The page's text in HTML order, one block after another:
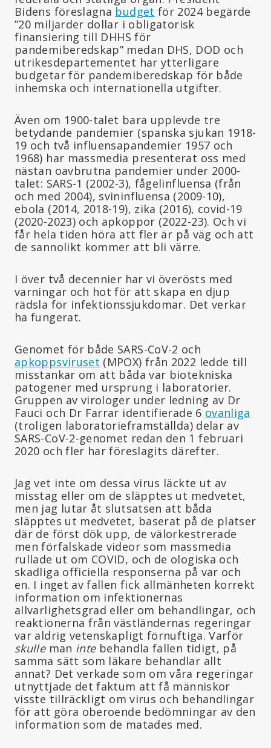
Bidens föreslagna budget för 2024 begärde
”20 miljarder dollar i obligatorisk
finansiering till DHHS för
pandemiberedskap” medan DHS, DOD och
utrikesdepartementet har ytterligare
budgetar för pandemiberedskap för både
inhemska och internationella utgifter.
Även om 1900-talet bara upplevde tre
betydande pandemier (spanska sjukan 1918-
19 och två influensapandemier 1957 och
1968) har massmedia presenterat oss med
nästan oavbrutna pandemier under 2000-
talet: SARS-1 (2002-3), fågelinfluensa (från
och med 2004), svininfluensa (2009-10),
ebola (2014, 2018-19), zika (2016), covid-19
(2020-2023) och apkoppor (2022-23). Och vi
får hela tiden höra att fler är på väg och att
de sannolikt kommer att bli värre.
I över två decennier har vi överösts med
varningar och hot för att skapa en djup
rädsla för infektionssjukdomar. Det verkar
ha fungerat.
Genomet för både SARS-CoV-2 och
apkoppsviruset (MPOX) från 2022 ledde till
misstankar om att båda var biotekniska
patogener med ursprung i laboratorier.
Gruppen av virologer under ledning av Dr
Fauci och Dr Farrar identifierade 6 ovanliga
(troligen laboratorieframställda) delar av
SARS-CoV-2-genomet redan den 1 februari
2020 och fler har föreslagits därefter.
Jag vet inte om dessa virus läckte ut av
misstag eller om de släpptes ut medvetet,
men jag lutar åt slutsatsen att båda
släpptes ut medvetet, baserat på de platser
där de först dök upp, de välorkestrerade
men förfalskade videor som massmedia
rullade ut om COVID, och de ologiska och
skadliga officiella responserna på var och
en. I inget av fallen fick allmänheten korrekt
information om infektionernas
allvarlighetsgrad eller om behandlingar, och
reaktionerna från västländernas regeringar
var aldrig vetenskapligt förnuftiga. Varför
skulleman intebehandla fallen tidigt, på
samma sätt som läkare behandlar allt
annat? Det verkade som om våra regeringar
utnyttjade det faktum att få människor
visste tillräckligt om virus och behandlingar
för att göra oberoende bedömningar av den
information som de matades med.